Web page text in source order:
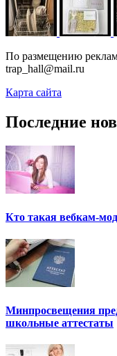
По размещению
trap_hall@mail.ru
Карта сайта
Последние
Кто такая вебкам-
Минпросвещения
школьные аттестаты